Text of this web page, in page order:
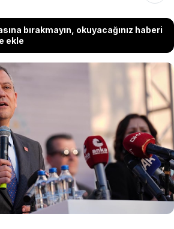
bırakmayın, okuyacağınız haberi
ekle
yaşanan yangın faciasına ilişkin
yayımlayan CHP Genel Başkanı
"Yaralılara acil şifalar diliyorum,
acı haber almamayı temenni
ifadelerini kullandı.